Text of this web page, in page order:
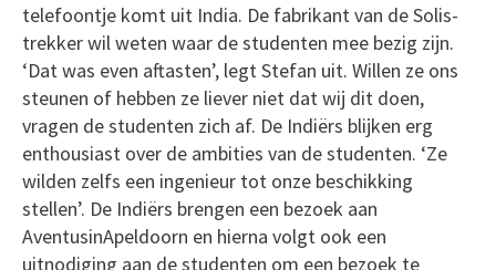
telefoontje komt uit India. De fabrikant van de Solis-
trekker wil weten waar de studenten mee bezig zijn.
‘Dat was even aftasten’, legt Stefan uit. Willen ze ons
steunen of hebben ze liever niet dat wij dit doen,
vragen de studenten zich af. De Indiërs blijken erg
enthousiast over de ambities van de studenten. ‘Ze
wilden zelfs een ingenieur tot onze beschikking
stellen’. De Indiërs brengen een bezoek aan
AventusinApeldoorn en hierna volgt ook een
uitnodiging aan de studenten om een bezoek te